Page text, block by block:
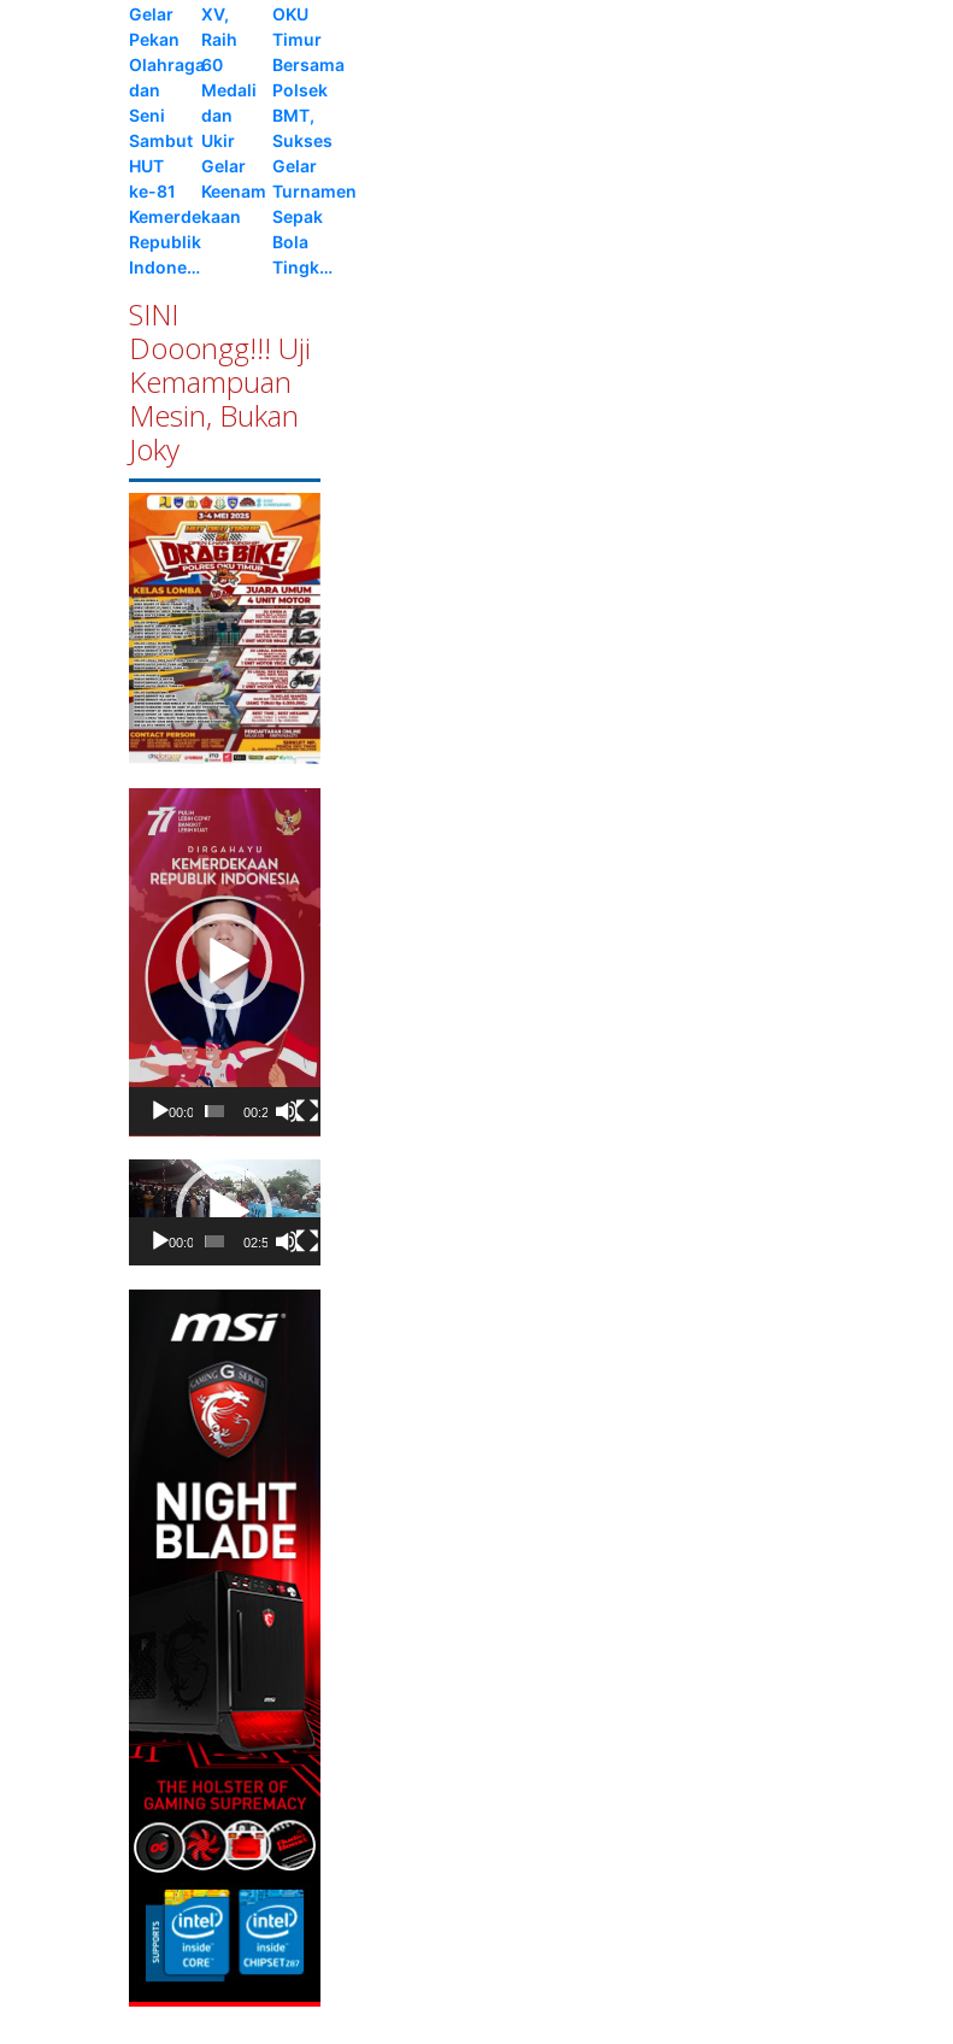
Gelar
Pekan
Olahraga
dan
Seni
Sambut
HUT
ke-81
Kemerdekaan
Republik
Indone…
XV,
Raih
60
Medali
dan
Ukir
Gelar
Keenam
OKU
Timur
Bersama
Polsek
BMT,
Sukses
Gelar
Turnamen
Sepak
Bola
Tingk…
SINI
Dooongg!!! Uji
Kemampuan
Mesin, Bukan
Joky
Pemutar
Video
00:00 00:23
Pemutar
Video
00:00 02:50